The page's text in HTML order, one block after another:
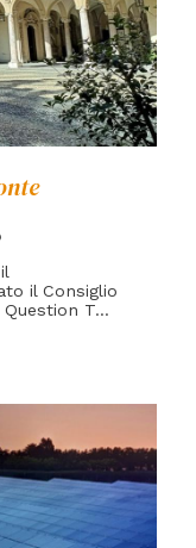
il Consiglio
T...